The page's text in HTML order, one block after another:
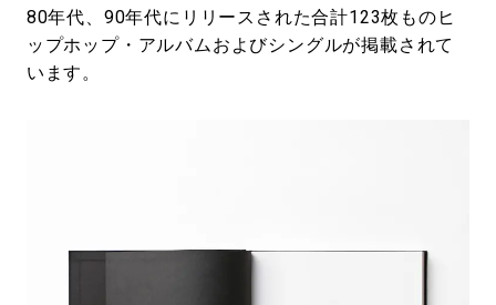
80年代、90年代にリリースされた合計123枚ものヒ
ップホップ・アルバムおよびシングルが掲載されて
います。